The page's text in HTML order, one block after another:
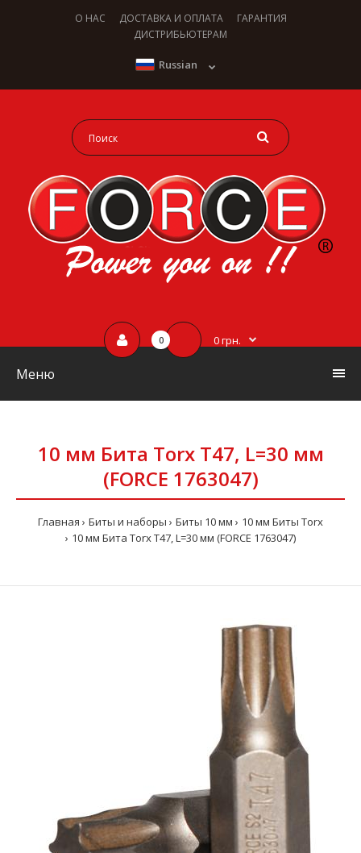
О НАС ДОСТАВКА И ОПЛАТА
ГАРАНТИЯ
ДИСТРИБЬЮТЕРАМ
Russian
0 0 грн.
Меню
10 мм Бита Torx T47, L=30 мм
(FORCE 1763047)
Главная Биты и наборы Биты 10 мм
10 мм Биты Torx
10 мм Бита Torx T47, L=30 мм (FORCE 1763047)